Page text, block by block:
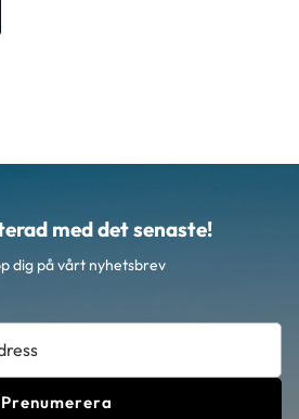
med det senaste!
dig på vårt nyhetsbrev
Prenumerera